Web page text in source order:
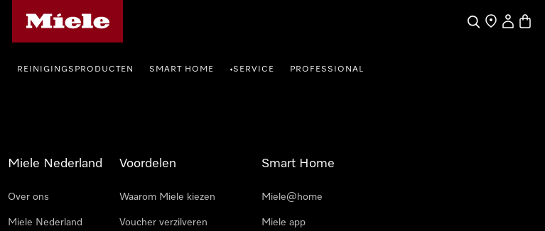
Wat zoek je?
Dealer zoeken
Mijn
REINIGINGSPRODUCTEN SMART HOME •SERVICE PROFESSIONAL
Miele Nederland
Over ons
Miele Nederland
Voordelen
Waarom Miele kiezen
Voucher verzilveren
Smart Home
Miele@home
Miele app